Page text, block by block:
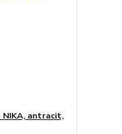
antracit,